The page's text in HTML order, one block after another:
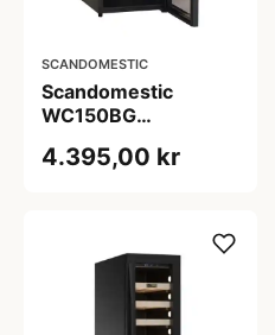
SCANDOMESTIC
Scandomestic
WC150BG
flasker
4.395,00 kr